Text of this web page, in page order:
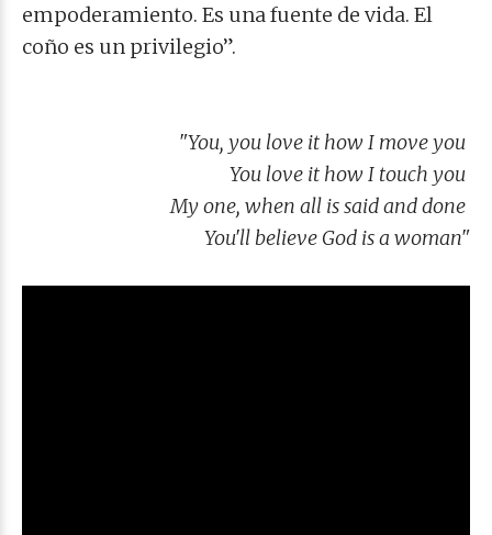
empoderamiento. Es una fuente de vida. El
coño es un privilegio”.
"You, you love it how I move you
You love it how I touch you
My one, when all is said and done
You'll believe God is a woman"